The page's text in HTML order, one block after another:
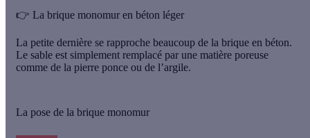
👉 La brique monomur en béton léger
La petite dernière se rapproche beaucoup de la brique en béton.
Le sable est simplement remplacé par une matière poreuse
comme de la pierre ponce ou de l’argile.
La pose de la brique monomur